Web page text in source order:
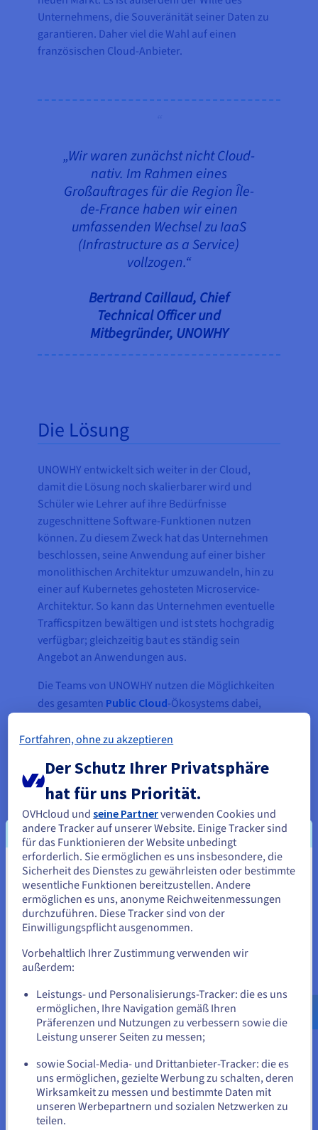
Unternehmens, die Souveränität seiner Daten zu
garantieren. Daher viel die Wahl auf einen
französischen Cloud-Anbieter.
„Wir waren zunächst nicht Cloud-
nativ. Im Rahmen eines
Großauftrages für die Region Île-
de-France haben wir einen
umfassenden Wechsel zu IaaS
(Infrastructure as a Service)
vollzogen.“
Bertrand Caillaud, Chief
Technical Officer und
Mitbegründer, UNOWHY
Die Lösung
UNOWHY entwickelt sich weiter in der Cloud,
damit die Lösung noch skalierbarer wird und
Schüler wie Lehrer auf ihre Bedürfnisse
zugeschnittene Software-Funktionen nutzen
können. Zu diesem Zweck hat das Unternehmen
beschlossen, seine Anwendung auf einer bisher
monolithischen Architektur umzuwandeln, hin zu
einer auf Kubernetes gehosteten Microservice-
Architektur. So kann das Unternehmen eventuelle
Trafficspitzen bewältigen und ist stets hochgradig
verfügbar; gleichzeitig baut es ständig sein
Angebot an Anwendungen aus.
Die Teams von UNOWHY nutzen die Möglichkeiten
des gesamten Public Cloud-Ökosystems dabei,
Leistung und Verfügbarkeit anzupassen. So
Unternehmens den Bedürfnissen der über 200.000
Nutzer durch ihre Produktion nachkommen. Die
Basis bildet eine solide und skalierbare
Infrastruktur.
„Selbst in Zeiten des Lockdowns
hatten wir keinerlei Probleme mit
der Verfügbarkeit oder der
Leistung. Die Flexibilität der
Cloud hat sich in dieser Zeit noch
nie dagewesener Trafficspitzen
überaus bewährt.“
Bertrand Caillaud, Chief
Technical Officer und
Mitbegründer, UNOWHY
Sie scheinen sich in Vereinigte
Staaten zu befinden.
Wenn Sie aus Vereinigte Staaten bestellen möchten, müssen Sie
sich auf der entsprechenden Website umsehen und dort einen
Account erstellen.
us.ovhcloud.com/
Englisch USD - $
oder
Auf der aktuellen Website bleiben
Eine andere Website wählen
Fortfahren, ohne zu akzeptieren
Der Schutz Ihrer Privatsphäre
hat für uns Priorität.
OVHcloud undseine Partnerverwenden Cookies und
andere Tracker auf unserer Website. Einige Tracker sind
für das Funktionieren der Website unbedingt
erforderlich. Sie ermöglichen es uns insbesondere, die
Sicherheit des Dienstes zu gewährleisten oder bestimmte
wesentliche Funktionen bereitzustellen. Andere
ermöglichen es uns, anonyme Reichweitenmessungen
durchzuführen. Diese Tracker sind von der
Einwilligungspflicht ausgenommen.
Vorbehaltlich Ihrer Zustimmung verwenden wir
außerdem:
Leistungs- und Personalisierungs-Tracker: die es uns
ermöglichen, Ihre Navigation gemäß Ihren
Präferenzen und Nutzungen zu verbessern sowie die
Leistung unserer Seiten zu messen;
sowie Social-Media- und Drittanbieter-Tracker: die es
uns ermöglichen, gezielte Werbung zu schalten, deren
Wirksamkeit zu messen und bestimmte Daten mit
unseren Werbepartnern und sozialen Netzwerken zu
teilen.